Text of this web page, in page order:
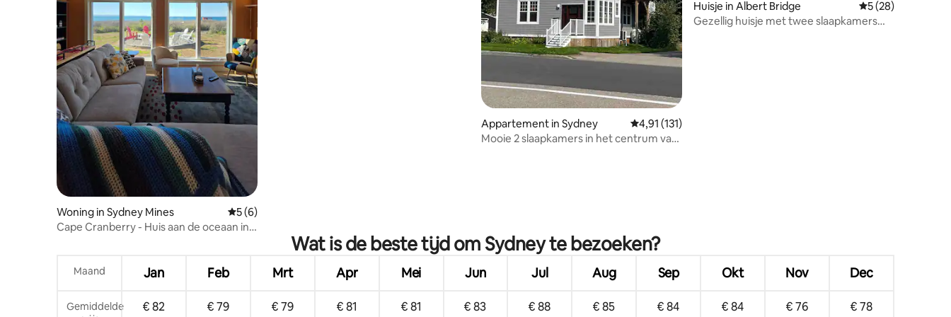
Woning in Sydney Mines Gemiddelde beoordeling van 5 uit 5, 6 recensies
5 (6)
Cape Cranberry - Huis aan de oceaan in
Appartement in Sydney Gemiddelde beoordeling van 4,91 uit 5, 131 recensies
4,91 (131)
Mooie 2 slaapkamers in het centrum van
Huisje in Albert Bridge Gemiddelde
5 (28)
Gezellig huisje met twee slaapkamers
Wat is de beste tijd om Sydney te bezoeken?
Maand Jan Feb Mrt Apr Mei Jun Jul Aug Sep Okt Nov Dec
Gemiddelde
€ 82 € 79 € 79 € 81 € 81 € 83 € 88 € 85 € 84 € 84 € 76 € 78